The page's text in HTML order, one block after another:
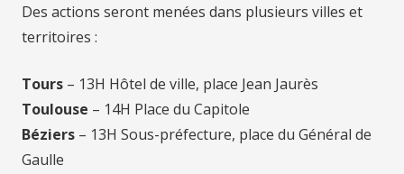
Des actions seront menées dans plusieurs villes et
territoires :
Tours – 13H Hôtel de ville, place Jean Jaurès
Toulouse – 14H Place du Capitole
Béziers – 13H Sous-préfecture, place du Général de
Gaulle